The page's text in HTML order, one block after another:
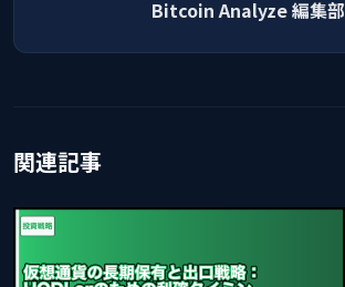
Bitcoin Analyze 編集部
関連記事